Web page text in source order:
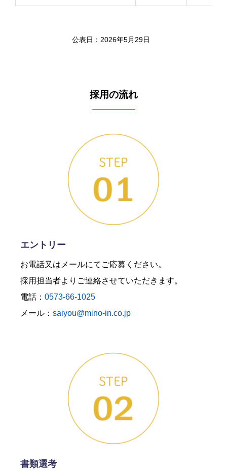
公表日：2026年5月29日
採用の流れ
エントリー
お電話又はメールにてご応募ください。
採用担当者よりご連絡させていただきます。
電話： 0573-66-1025
メール： saiyou@mino-in.co.jp
書類選考